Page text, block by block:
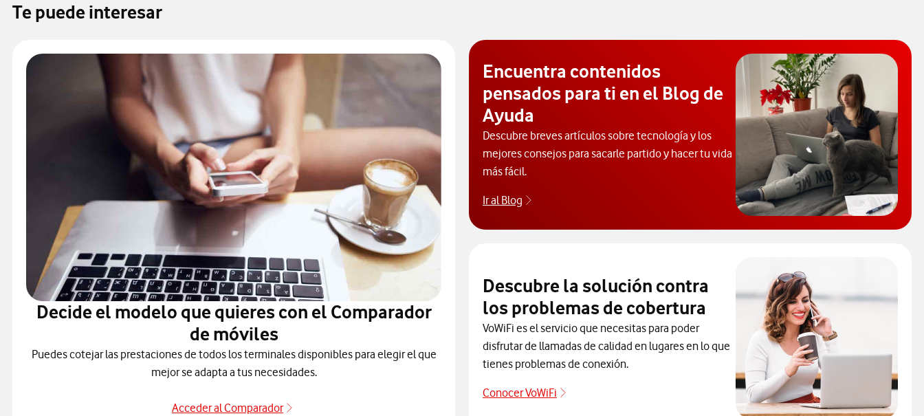
Te puede interesar
Decide el modelo que quieres con el Comparador
de móviles
Puedes cotejar las prestaciones de todos los terminales disponibles para elegir el que
mejor se adapta a tus necesidades.
Acceder al Comparador
Encuentra contenidos
pensados para ti en el Blog de
Ayuda
Descubre breves artículos sobre tecnología y los
mejores consejos para sacarle partido y hacer tu vida
más fácil.
Ir al Blog
Descubre el blog de Ayuda. Abrir ventana modal
Descubre la solución contra
los problemas de cobertura
VoWiFi es el servicio que necesitas para poder
disfrutar de llamadas de calidad en lugares en lo que
tienes problemas de conexión.
Conocer VoWiFi
Descubre la solución contra los problemas de cobertura.Abre ventana